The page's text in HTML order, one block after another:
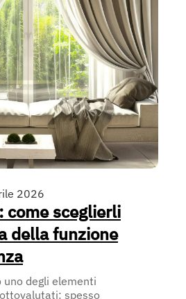
2026
come sceglierli
della funzione
uno degli elementi
spesso